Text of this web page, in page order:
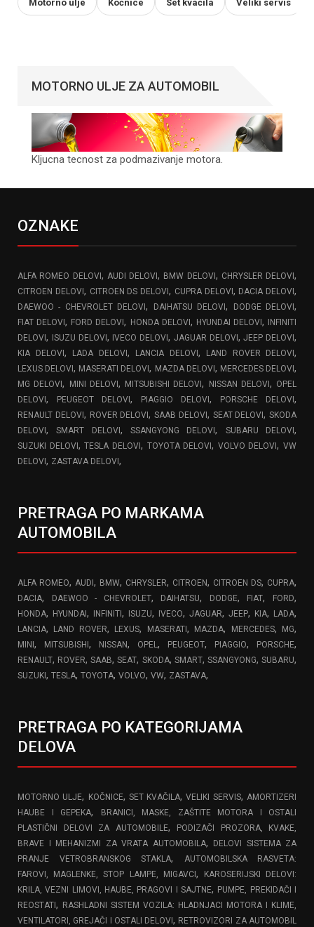
Motorno ulje Kočnice Set kvačila Veliki servis
MOTORNO ULJE ZA AUTOMOBIL
Kljucna tecnost za podmazivanje motora.
OZNAKE
ALFA ROMEO DELOVI, AUDI DELOVI, BMW DELOVI, CHRYSLER DELOVI,
CITROEN DELOVI, CITROEN DS DELOVI, CUPRA DELOVI, DACIA DELOVI,
DAEWOO - CHEVROLET DELOVI, DAIHATSU DELOVI, DODGE DELOVI,
FIAT DELOVI, FORD DELOVI, HONDA DELOVI, HYUNDAI DELOVI, INFINITI
DELOVI, ISUZU DELOVI, IVECO DELOVI, JAGUAR DELOVI,JEEP DELOVI,
KIA DELOVI, LADA DELOVI, LANCIA DELOVI, LAND ROVER DELOVI,
LEXUS DELOVI, MASERATI DELOVI, MAZDA DELOVI, MERCEDES DELOVI,
MG DELOVI, MINI DELOVI, MITSUBISHI DELOVI, NISSAN DELOVI, OPEL
DELOVI, PEUGEOT DELOVI, PIAGGIO DELOVI, PORSCHE DELOVI,
RENAULT DELOVI, ROVER DELOVI, SAAB DELOVI, SEAT DELOVI, SKODA
DELOVI,SMART DELOVI,SSANGYONG DELOVI, SUBARU DELOVI,
SUZUKI DELOVI,TESLA DELOVI, TOYOTA DELOVI, VOLVO DELOVI, VW
DELOVI, ZASTAVA DELOVI,
PRETRAGA PO MARKAMA
AUTOMOBILA
ALFA ROMEO, AUDI, BMW, CHRYSLER, CITROEN, CITROEN DS, CUPRA,
DACIA, DAEWOO - CHEVROLET, DAIHATSU, DODGE, FIAT, FORD,
HONDA, HYUNDAI, INFINITI, ISUZU, IVECO, JAGUAR, JEEP, KIA, LADA,
LANCIA, LAND ROVER, LEXUS, MASERATI, MAZDA, MERCEDES, MG,
MINI, MITSUBISHI, NISSAN, OPEL , PEUGEOT, PIAGGIO, PORSCHE,
RENAULT, ROVER,SAAB,SEAT, SKODA, SMART, SSANGYONG,SUBARU,
SUZUKI, TESLA, TOYOTA, VOLVO, VW, ZASTAVA,
PRETRAGA PO KATEGORIJAMA
DELOVA
MOTORNO ULJE, KOČNICE, SET KVAČILA,VELIKI SERVIS, AMORTIZERI
HAUBE I GEPEKA,
BRANICI, MASKE, ZAŠTITE MOTORA I OSTALI
PLASTIČNI DELOVI ZA AUTOMOBILE,
PODIZAČI PROZORA, KVAKE,
BRAVE I MEHANIZMI ZA VRATA AUTOMOBILA,
DELOVI SISTEMA ZA
PRANJE VETROBRANSKOG STAKLA,
AUTOMOBILSKA RASVETA:
FAROVI, MAGLENKE, STOP LAMPE, MIGAVCI,
KAROSERIJSKI DELOVI:
KRILA, VEZNI LIMOVI, HAUBE, PRAGOVI I SAJTNE, PUMPE, PREKIDAČI I
REOSTATI, RASHLADNI SISTEM VOZILA: HLADNJACI MOTORA I KLIME,
VENTILATORI, GREJAČI I OSTALI DELOVI, RETROVIZORI ZA AUTOMOBIL